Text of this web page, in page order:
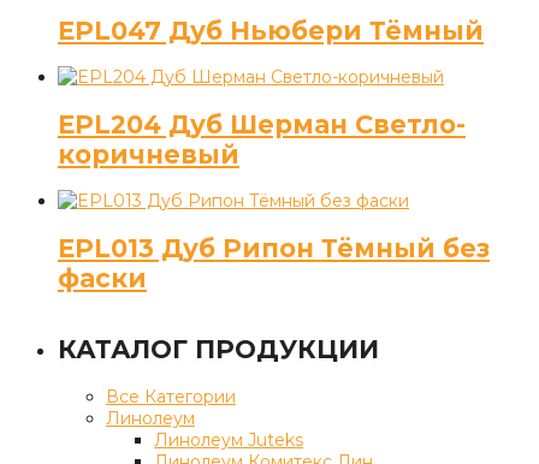
EPL047 Дуб Ньюбери Тёмный
EPL204 Дуб Шерман Светло-
коричневый
EPL013 Дуб Рипон Тёмный без
фаски
КАТАЛОГ ПРОДУКЦИИ
Все Категории
Линолеум
Линолеум Juteks